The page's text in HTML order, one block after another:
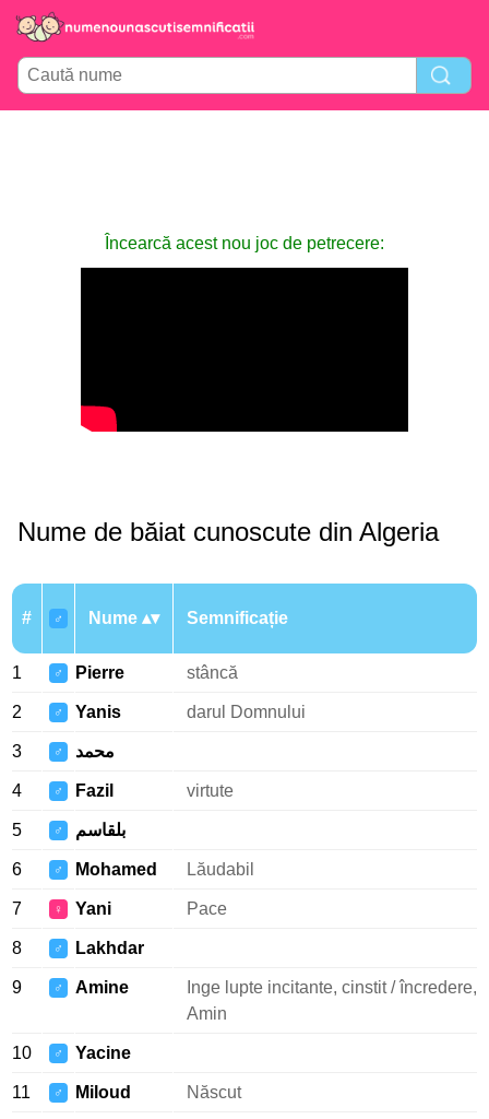
Încearcă acest nou joc de petrecere:
Nume de băiat cunoscute din Algeria
# ♂ Nume Semnificație
1 ♂ Pierre stâncă
2 ♂ Yanis darul Domnului
3 ♂ محمد
4 ♂ Fazil virtute
5 ♂ بلقاسم
6 ♂ Mohamed Lăudabil
7 ♀ Yani Pace
8 ♂ Lakhdar
9 ♂ Amine
Inge lupte incitante, cinstit / încredere,
Amin
10 ♂ Yacine
11 ♂ Miloud Născut